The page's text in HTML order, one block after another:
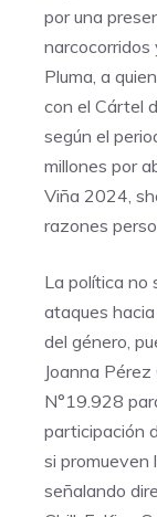
por una
narcocorridos
Pluma, a
con el Cártel
según el
millones por
Viña 2024,
razones
La política no
ataques
del género,
Joanna
N°19.928
participación
si promueven
señalando